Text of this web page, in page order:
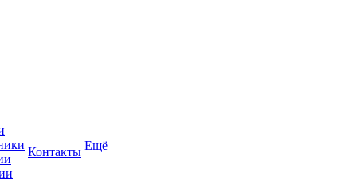
Контакты Ещё